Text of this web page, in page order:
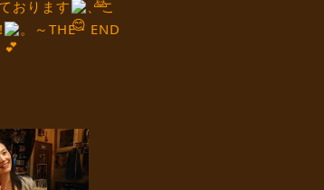
おります
、こ
。～THE・END